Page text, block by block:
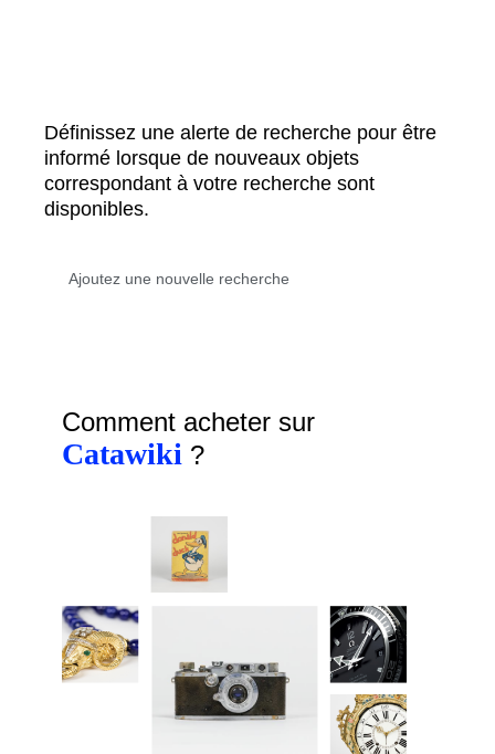
Définissez une alerte de recherche pour être
informé lorsque de nouveaux objets
correspondant à votre recherche sont
disponibles.
Comment acheter sur
Catawiki ?